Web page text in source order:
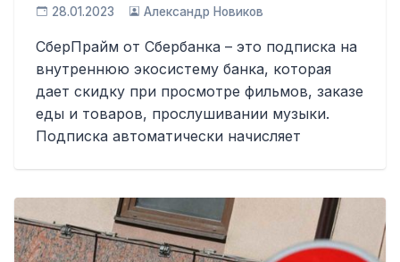
28.01.2023 Александр Новиков
СберПрайм от Сбербанка – это подписка на
внутреннюю экосистему банка, которая
дает скидку при просмотре фильмов, заказе
еды и товаров, прослушивании музыки.
Подписка автоматически начисляет